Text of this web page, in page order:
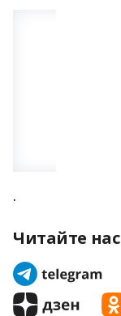
.
Читайте нас